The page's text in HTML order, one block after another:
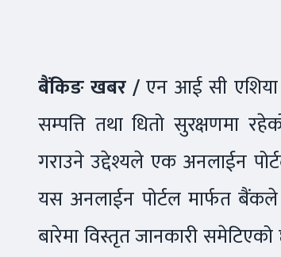
बैंकिङ खबर /एन आई सी एशिया
सम्पत्ति तथा धितो सुरक्षणमा
गराउने उद्देश्यले एक अनलाईन
यस अनलाईन पोर्टल मार्फत बैंकले
बारेमा विस्तृत जानकारी